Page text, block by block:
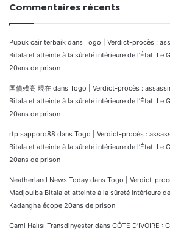
Commentaires récents
Pupuk cair terbaik dans Togo | Verdict-procès :
Bitala et atteinte à la sûreté intérieure de l’État. Le
20ans de prison
国債残高 現在 dans Togo | Verdict-procès :
Bitala et atteinte à la sûreté intérieure de l’État. Le
20ans de prison
rtp sapporo88 dans Togo | Verdict-procès :
Bitala et atteinte à la sûreté intérieure de l’État. Le
20ans de prison
Neatherland News Today dans Togo | Verdict-
Madjoulba Bitala et atteinte à la sûreté intérieure
Kadangha écope 20ans de prison
Cami Halısı Transdinyester dans CÔTE D’IVOIRE :